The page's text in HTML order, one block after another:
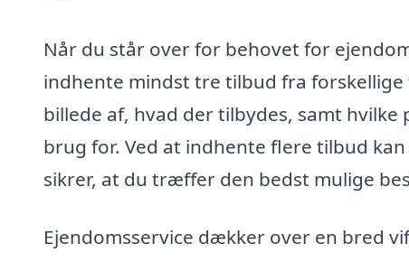
Når du står over for behovet for
indhente mindst tre tilbud fra
billede af, hvad der tilbydes, samt
brug for. Ved at indhente flere tilbud
sikrer, at du træffer den bedst mulige
Ejendomsservice dækker over en bred